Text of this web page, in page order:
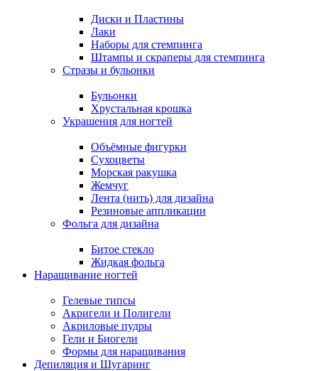
Диски и Пластины
Лаки
Наборы для стемпинга
Штампы и скраперы для стемпинга
Стразы и бульонки
Бульонки
Хрустальная крошка
Украшения для ногтей
Объёмные фигурки
Сухоцветы
Морская ракушка
Жемчуг
Лента (нить) для дизайна
Резиновые аппликации
Фольга для дизайна
Битое стекло
Жидкая фольга
Наращивание ногтей
Гелевые типсы
Акригели и Полигели
Акриловые пудры
Гели и Биогели
Формы для наращивания
Депиляция и Шугаринг